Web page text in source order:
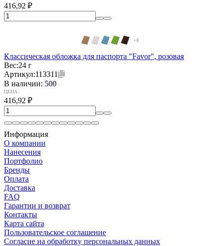
416,92 ₽
+8
Классическая обложка для паспорта "Favor", розовая
Вес:24 г
Артикул:113311
В наличии: 500
ЦЕНА:
416,92 ₽
Информация
О компании
Нанесения
Портфолио
Бренды
Оплата
Доставка
FAQ
Гарантии и возврат
Контакты
Карта сайта
Пользовательское соглашение
Согласие на обработку персональных данных